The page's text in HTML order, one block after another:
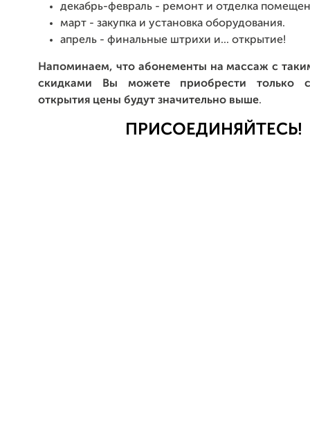
декабрь-февраль - ремонт и отделка
март - закупка и установка оборудования.
апрель - финальные штрихи и... открытие!
Напоминаем, что абонементы на массаж с
скидками Вы можете приобрести только
открытия цены будут значительно выше.
ПРИСОЕДИНЯЙТЕСЬ!